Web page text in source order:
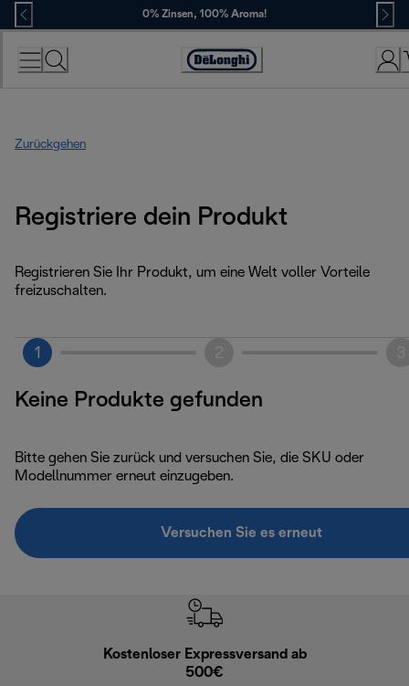
Skip
to
Content
0% Zinsen, 100% Aroma!
Erklärung
Zurückgehen
Registriere dein Produkt
Registrieren Sie Ihr Produkt, um eine Welt voller Vorteile
freizuschalten.
1
Keine Produkte gefunden
Bitte gehen Sie zurück und versuchen Sie, die SKU oder
Modellnummer erneut einzugeben.
Versuchen Sie es erneut
Kostenloser Expressversand ab
500€